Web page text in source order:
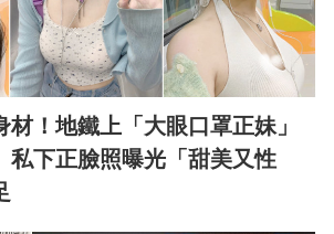
材！地鐵上「大眼口罩正妹」
下正臉照曝光「甜美又性